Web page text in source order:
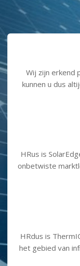
Wij zijn erkend
kunnen u dus
HRus is
onbetwiste
HRdus is
het gebied van